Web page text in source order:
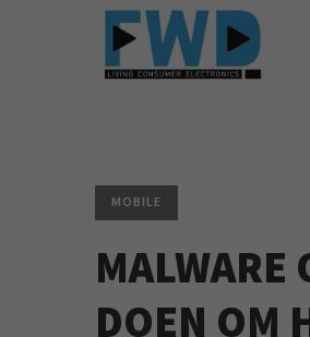
MOBILE
MALWARE
DOEN OM